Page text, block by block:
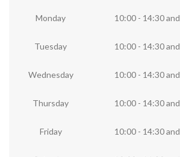
Monday 10:00 - 14:30and
Tuesday 10:00 - 14:30and
Wednesday 10:00 - 14:30and
Thursday 10:00 - 14:30and
Friday 10:00 - 14:30and